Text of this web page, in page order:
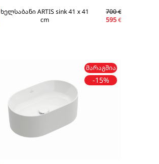
ხელსაბანი ARTIS sink 41 x 41
cm
700€
595 €
ᲛᲐᲠᲐᲒᲨᲘᲐ
-15%